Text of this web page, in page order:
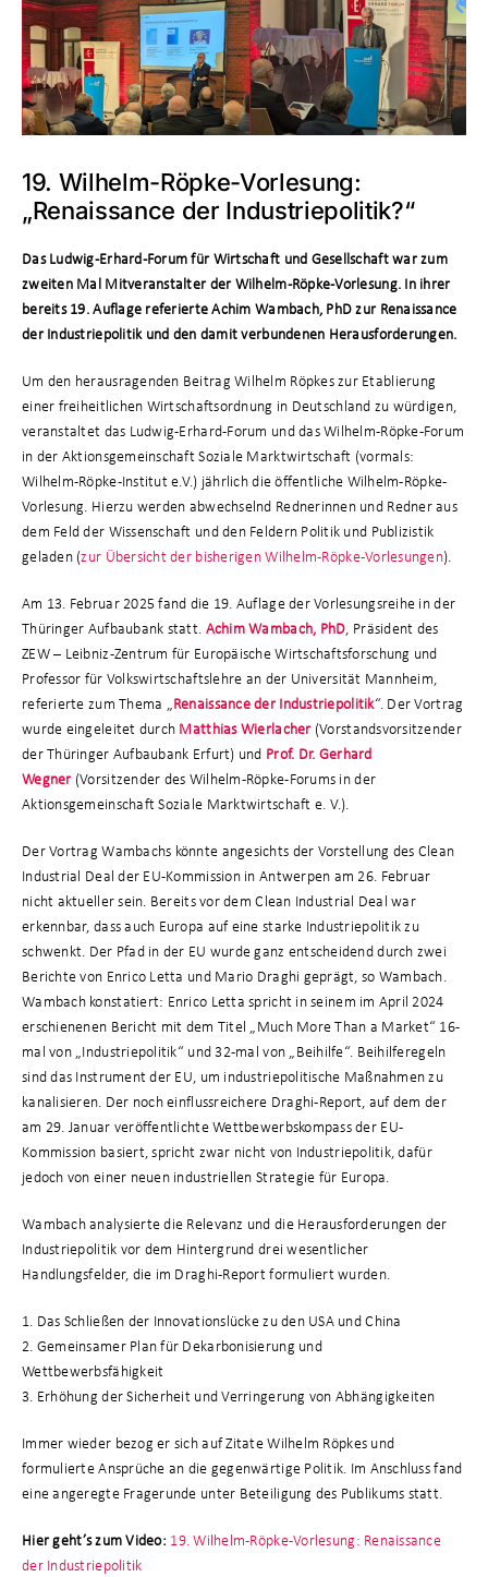
19. Wilhelm-Röpke-Vorlesung:
„Renaissance der Industriepolitik?“
Das Ludwig-Erhard-Forum für Wirtschaft und Gesellschaft war zum
zweiten Mal Mitveranstalter der Wilhelm-Röpke-Vorlesung. In ihrer
bereits 19. Auflage referierte Achim Wambach, PhD zur Renaissance
der Industriepolitik und den damit verbundenen Herausforderungen.
Um den herausragenden Beitrag Wilhelm Röpkes zur Etablierung
einer freiheitlichen Wirtschaftsordnung in Deutschland zu würdigen,
veranstaltet das Ludwig-Erhard-Forum und das Wilhelm-Röpke-Forum
in der Aktionsgemeinschaft Soziale Marktwirtschaft (vormals:
Wilhelm-Röpke-Institut e.V.) jährlich die öffentliche Wilhelm-Röpke-
Vorlesung. Hierzu werden abwechselnd Rednerinnen und Redner aus
dem Feld der Wissenschaft und den Feldern Politik und Publizistik
geladen (zur Übersicht der bisherigen Wilhelm-Röpke-Vorlesungen).
Am 13. Februar 2025 fand die 19. Auflage der Vorlesungsreihe in der
Thüringer Aufbaubank statt. Achim Wambach, PhD, Präsident des
ZEW – Leibniz-Zentrum für Europäische Wirtschaftsforschung und
Professor für Volkswirtschaftslehre an der Universität Mannheim,
referierte zum Thema „Renaissance der Industriepolitik“. Der Vortrag
wurde eingeleitet durch Matthias Wierlacher(Vorstandsvorsitzender
der Thüringer Aufbaubank Erfurt) und Prof. Dr. Gerhard
Wegner(Vorsitzender des Wilhelm-Röpke-Forums in der
Aktionsgemeinschaft Soziale Marktwirtschaft e. V.).
Der Vortrag Wambachs könnte angesichts der Vorstellung des Clean
Industrial Deal der EU-Kommission in Antwerpen am 26. Februar
nicht aktueller sein. Bereits vor dem Clean Industrial Deal war
erkennbar, dass auch Europa auf eine starke Industriepolitik zu
schwenkt. Der Pfad in der EU wurde ganz entscheidend durch zwei
Berichte von Enrico Letta und Mario Draghi geprägt, so Wambach.
Wambach konstatiert: Enrico Letta spricht in seinem im April 2024
erschienenen Bericht mit dem Titel „Much More Than a Market“ 16-
mal von „Industriepolitik“ und 32-mal von „Beihilfe“. Beihilferegeln
sind das Instrument der EU, um industriepolitische Maßnahmen zu
kanalisieren. Der noch einflussreichere Draghi-Report, auf dem der
am 29. Januar veröffentlichte Wettbewerbskompass der EU-
Kommission basiert, spricht zwar nicht von Industriepolitik, dafür
jedoch von einer neuen industriellen Strategie für Europa.
Wambach analysierte die Relevanz und die Herausforderungen der
Industriepolitik vor dem Hintergrund drei wesentlicher
Handlungsfelder, die im Draghi-Report formuliert wurden.
1. Das Schließen der Innovationslücke zu den USA und China
2. Gemeinsamer Plan für Dekarbonisierung und
Wettbewerbsfähigkeit
3. Erhöhung der Sicherheit und Verringerung von Abhängigkeiten
Immer wieder bezog er sich auf Zitate Wilhelm Röpkes und
formulierte Ansprüche an die gegenwärtige Politik. Im Anschluss fand
eine angeregte Fragerunde unter Beteiligung des Publikums statt.
Hier geht’s zum Video: 19. Wilhelm-Röpke-Vorlesung: Renaissance
der Industriepolitik